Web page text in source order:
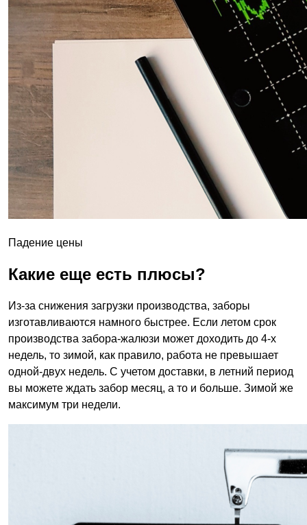
Падение цены
Какие еще есть плюсы?
Из-за снижения загрузки производства, заборы
изготавливаются намного быстрее. Если летом срок
производства забора-жалюзи может доходить до 4-х
недель, то зимой, как правило, работа не превышает
одной-двух недель. С учетом доставки, в летний период
вы можете ждать забор месяц, а то и больше. Зимой же
максимум три недели.